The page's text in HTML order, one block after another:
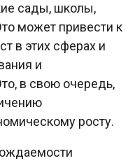
сады, школы,
может привести к
в этих сферах и
и
в свою очередь,
росту.